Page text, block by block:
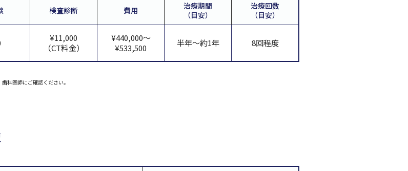
検査診断 費用
治療期間
（目安）
治療回数
（目安）
¥11,000
（CT料金）
¥440,000～
¥533,500
半年～約1年 8回程度
科医師にご確認ください。